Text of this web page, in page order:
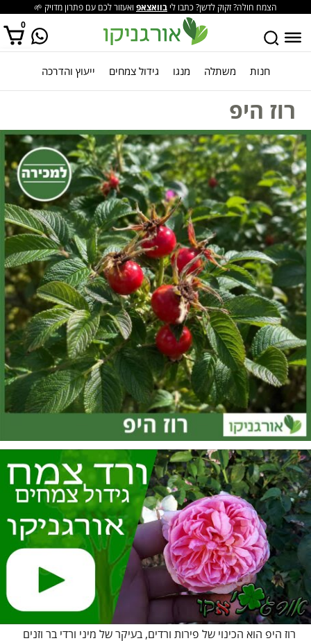
הצמח חולה? זקוק לדשן? כתבו לי בוואצאפ ואעזור לכם עם פתרון מדויק 🌱
0
אין מוצרים בסל הקניות. חנות משתלה מנגו גידול צמחים ייעוץ והדרכה
רוז היפ
רוז היפ הוא הכינוי של פירות ורדים, בעיקר של מיני ורדי בר וזנים